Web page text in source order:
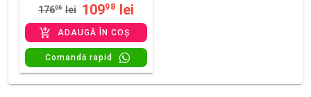
17606 lei 10998 lei
ADAUGĂ ÎN COȘ
Comandă rapid